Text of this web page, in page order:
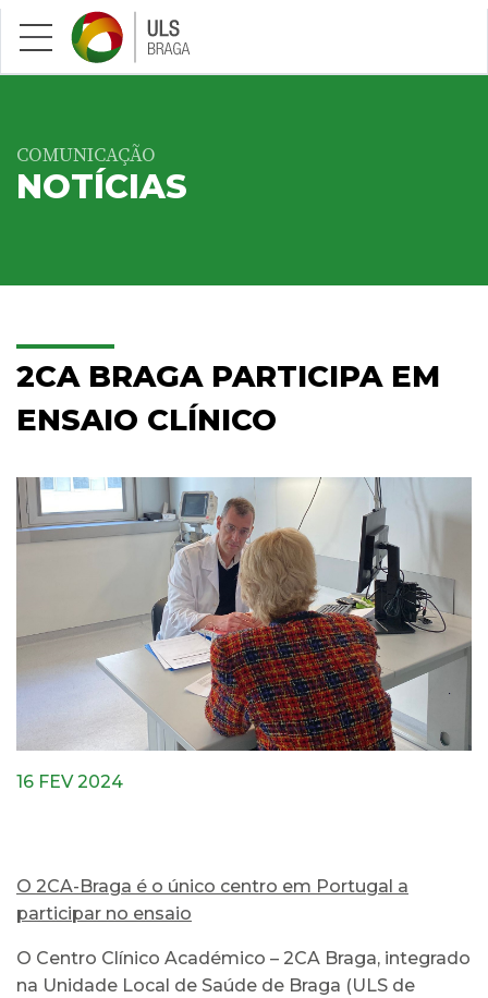
Saltar para conteúdo principal
COMUNICAÇÃO
NOTÍCIAS
2CA BRAGA PARTICIPA EM
ENSAIO CLÍNICO
16 FEV 2024
O 2CA-Braga é o único centro em Portugal a
participar no ensaio
O Centro Clínico Académico – 2CA Braga, integrado
na Unidade Local de Saúde de Braga (ULS de